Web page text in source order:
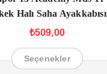
Halı Saha Ayakkabısı
₺509,00
Seçenekler